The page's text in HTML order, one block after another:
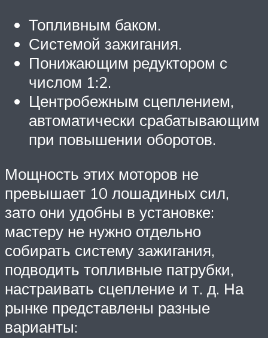
Топливным баком.
Системой зажигания.
Понижающим редуктором с
числом 1:2.
Центробежным сцеплением,
автоматически срабатывающим
при повышении оборотов.
Мощность этих моторов не
превышает 10 лошадиных сил,
зато они удобны в установке:
мастеру не нужно отдельно
собирать систему зажигания,
подводить топливные патрубки,
настраивать сцепление и т. д. На
рынке представлены разные
варианты: